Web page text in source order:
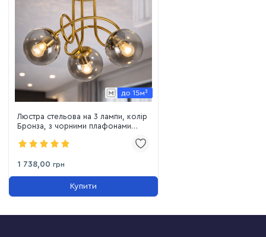
Люстра стельова на 3 лампи, колір
Бронза, з чорними плафонами
1 738,00 грн
Купити